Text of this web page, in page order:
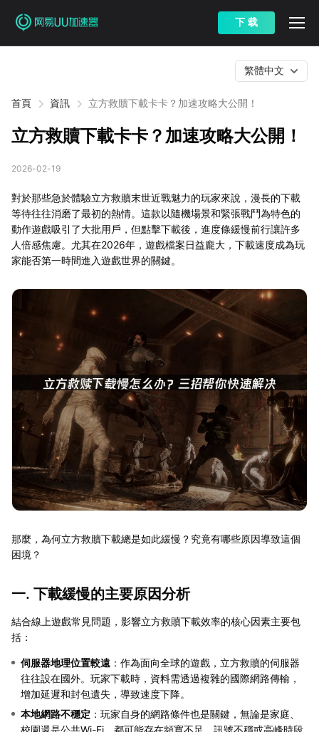
下 载
首頁 資訊 立方救贖下載卡卡？加速攻略大公開！
繁體中文
立方救贖下載卡卡？加速攻略大公開！
2026-02-19
對於那些急於體驗立方救贖末世近戰魅力的玩家來說，漫長的下載
等待往往消磨了最初的熱情。這款以隨機場景和緊張戰鬥為特色的
動作遊戲吸引了大批用戶，但點擊下載後，進度條緩慢前行讓許多
人倍感焦慮。尤其在2026年，遊戲檔案日益龐大，下載速度成為玩
家能否第一時間進入遊戲世界的關鍵。
那麼，為何立方救贖下載總是如此緩慢？究竟有哪些原因導致這個
困境？
一. 下載緩慢的主要原因分析
結合線上遊戲常見問題，影響立方救贖下載效率的核心因素主要包
括：
伺服器地理位置較遠 ：作為面向全球的遊戲，立方救贖的伺服器
往往設在國外。玩家下載時，資料需透過複雜的國際網路傳輸，
增加延遲和封包遺失，導致速度下降。
本地網路不穩定 ：玩家自身的網路條件也是關鍵，無論是家庭、
校園還是公共Wi-Fi，都可能存在頻寬不足、訊號不穩或高峰時段